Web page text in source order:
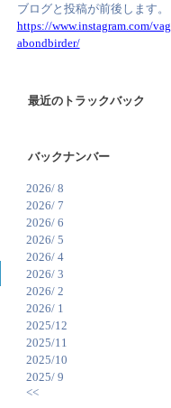
ブログと投稿が前後します。
https://www.instagram.com/vag
abondbirder/
最近のトラックバック
バックナンバー
2026/ 8
2026/ 7
2026/ 6
2026/ 5
2026/ 4
2026/ 3
2026/ 2
2026/ 1
2025/12
2025/11
2025/10
2025/ 9
<<